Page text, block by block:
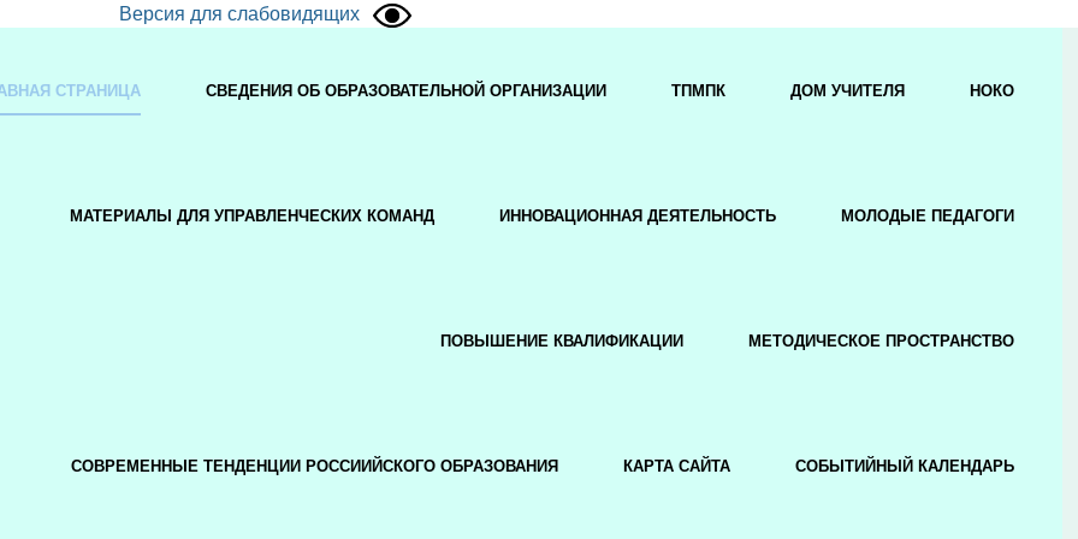
Версия для слабовидящих
СТРАНИЦА СВЕДЕНИЯ ОБ ОБРАЗОВАТЕЛЬНОЙ ОРГАНИЗАЦИИ ТПМПК ДОМ УЧИТЕЛЯ НОКО
МАТЕРИАЛЫ ДЛЯ УПРАВЛЕНЧЕСКИХ КОМАНД ИННОВАЦИОННАЯ ДЕЯТЕЛЬНОСТЬ МОЛОДЫЕ ПЕДАГОГИ
ПОВЫШЕНИЕ КВАЛИФИКАЦИИ МЕТОДИЧЕСКОЕ ПРОСТРАНСТВО
СОВРЕМЕННЫЕ ТЕНДЕНЦИИ РОССИИЙСКОГО ОБРАЗОВАНИЯ КАРТА САЙТА СОБЫТИЙНЫЙ КАЛЕНДАРЬ